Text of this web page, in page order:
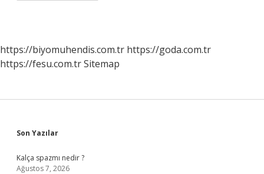
https://biyomuhendis.com.tr https://goda.com.tr
https://fesu.com.trSitemap
Sidebar
Son Yazılar
Kalça spazmı nedir ?
Ağustos 7, 2026